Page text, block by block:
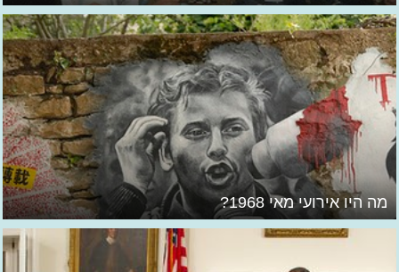
מה היו אירועי מאי 1968?